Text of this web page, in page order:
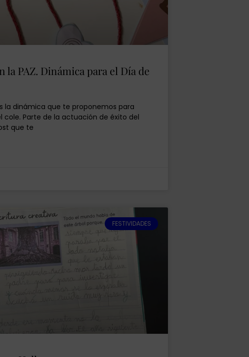
la PAZ. Dinámica para el Día de
la dinámica que te proponemos para
cole. Parte de la actuación de éxito del
que te
FESTIVIDADES